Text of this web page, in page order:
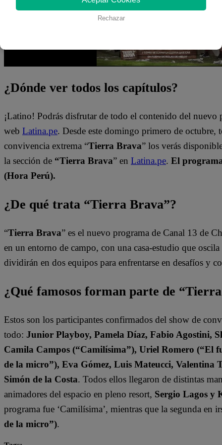
¿Dónde ver todos los capítulos?
¡Latino! Podrás disfrutar de todo el contenido del nuevo
web Latina.pe. Desde este domingo primero de
convivencia extrema “Tierra Brava” los verás
la sección de “Tierra Brava” en Latina.pe. El
(Hora Perú).
¿De qué trata “Tierra Brava”?
“Tierra Brava” es el nuevo programa de Canal 13 de
en un entorno de campo, con una casa-estudio que
dividirán en dos equipos para enfrentarse en desafíos y
¿Qué famosos forman parte de
Estos son los participantes confirmados del show de
todo: Junior Playboy, Pamela Díaz, Fabio Agostini,
Camila Campos (“Camilísima”), Uriel Romero (“El
de la micro”), Eva Gómez, Luis Mateucci, Valentina
Simón de la Costa. Todos ellos llegaron de distintas
animadores del espacio en pleno resort, Sergio Lagos y
programa fue ‘Camilísima’, mientras que la segunda en
de la micro”).
Rechazar